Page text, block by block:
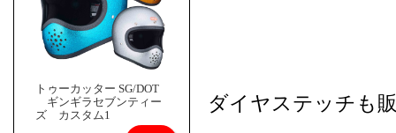
トゥーカッター SG/DOT
ギンギラセブンティー
ズ カスタム1
ダイヤステッチも